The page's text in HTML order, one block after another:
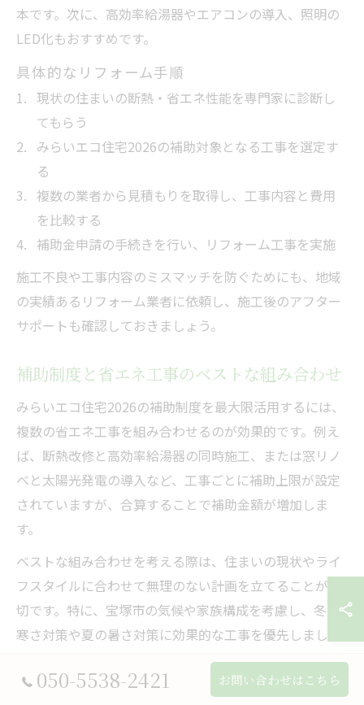
本です。次に、高効率給湯器やエアコンの導入、照明の
LED化もおすすめです。
具体的なリフォーム手順
現状の住まいの断熱・省エネ性能を専門家に診断し
てもらう
みらいエコ住宅2026の補助対象となる工事を選定す
る
複数の業者から見積もりを取得し、工事内容と費用
を比較する
補助金申請の手続きを行い、リフォーム工事を実施
施工不良や工事内容のミスマッチを防ぐためにも、地域
の実績あるリフォーム業者に依頼し、施工後のアフター
サポートも確認しておきましょう。
補助制度と省エネ工事のベストな組み合わせ
みらいエコ住宅2026の補助制度を最大限活用するには、
複数の省エネ工事を組み合わせるのが効果的です。例え
ば、断熱改修と高効率給湯器の同時施工、または窓リノ
ベと太陽光発電の導入など、工事ごとに補助上限が設定
されていますが、合算することで補助金額が増加しま
す。
ベストな組み合わせを考える際は、住まいの現状やライ
フスタイルに合わせて無理のない計画を立てることが大
切です。特に、宝塚市の気候や家族構成を考慮し、冬の
寒さ対策や夏の暑さ対策に効果的な工事を優先しましょ
注意点は、補助金の申請期間や予算枠が限られているた
050-5538-2421 お問い合わせはこちら